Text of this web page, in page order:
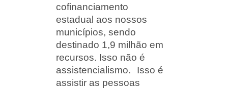
cofinanciamento
estadual aos nossos
municípios, sendo
destinado 1,9 milhão em
recursos. Isso não é
assistencialismo. Isso é
assistir as pessoas